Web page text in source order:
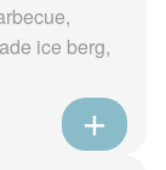
ice berg,